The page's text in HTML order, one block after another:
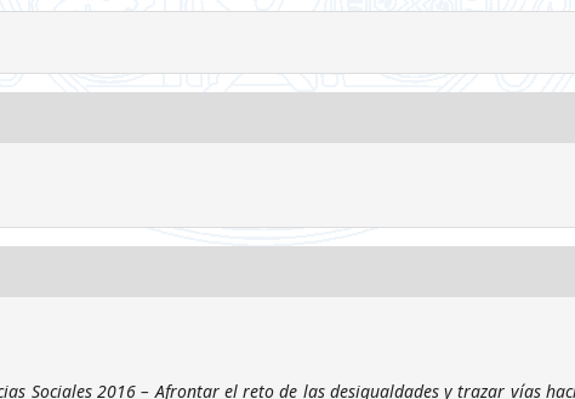
Sociales 2016 – Afrontar el reto de las desigualdades y trazar vías